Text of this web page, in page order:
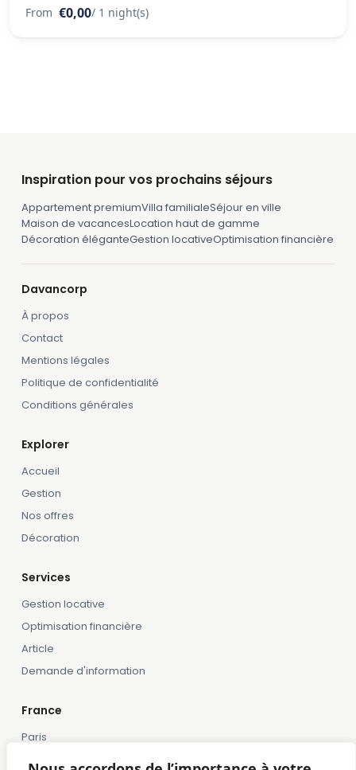
From €0,00/ 1 night(s)
Inspiration pour vos prochains séjours
Appartement premiumVilla familialeSéjour en ville
Maison de vacancesLocation haut de gamme
Décoration éléganteGestion locativeOptimisation financière
Davancorp
À propos
Contact
Mentions légales
Politique de confidentialité
Conditions générales
Explorer
Accueil
Gestion
Nos offres
Décoration
Services
Gestion locative
Optimisation financière
Article
Demande d'information
France
Paris